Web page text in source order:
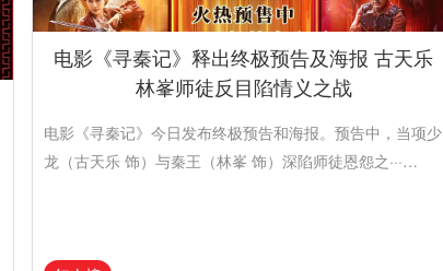
电影《寻秦记》释出终极预告及海报 古天乐
林峯师徒反目陷情义之战
电影《寻秦记》今日发布终极预告和海报。预告中，当项少
龙（古天乐 饰）与秦王（林峯 饰）深陷师徒恩怨之···…